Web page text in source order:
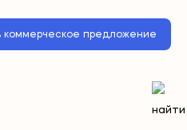
коммерческое предложение